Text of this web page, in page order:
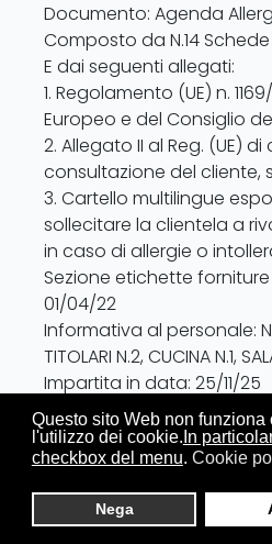
Questo sito Web non funziona
l'utilizzo dei cookie. In
checkbox del menu. Cookie
Nega
Documento: Agenda
Composto da N.14
E dai seguenti allegati:
1. Regolamento (UE) n.
Europeo e del Consiglio
2. Allegato II al Reg. (UE)
consultazione del cliente,
3. Cartello multilingue
sollecitare la clientela a
in caso di allergie o
Sezione etichette
01/04/22
Informativa al personale:
TITOLARI N.2, CUCINA N.1,
Impartita in data: 25/11/25
Aggiornamento
parte legale: prossima
integrazione normativa
​Cucina e sala: briefing
inizio turno